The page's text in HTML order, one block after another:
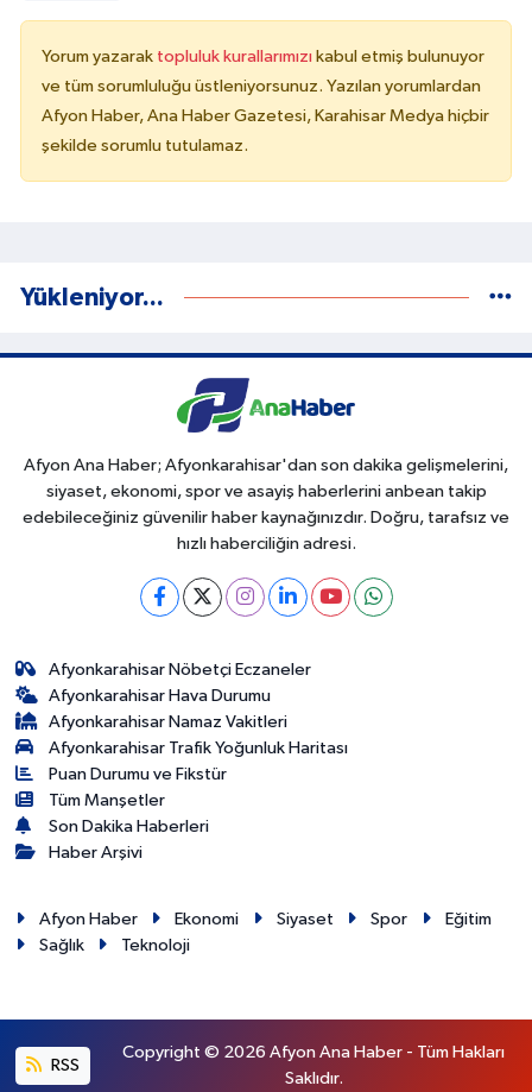
Yorum yazarak topluluk kurallarımızı kabul etmiş bulunuyor
ve tüm sorumluluğu üstleniyorsunuz. Yazılan yorumlardan
Afyon Haber, Ana Haber Gazetesi, Karahisar Medya hiçbir
şekilde sorumlu tutulamaz.
Yükleniyor...
Afyon Ana Haber; Afyonkarahisar'dan son dakika gelişmelerini,
siyaset, ekonomi, spor ve asayiş haberlerini anbean takip
edebileceğiniz güvenilir haber kaynağınızdır. Doğru, tarafsız ve
hızlı haberciliğin adresi.
Afyonkarahisar Nöbetçi Eczaneler
Afyonkarahisar Hava Durumu
Afyonkarahisar Namaz Vakitleri
Afyonkarahisar Trafik Yoğunluk Haritası
Puan Durumu ve Fikstür
Tüm Manşetler
Son Dakika Haberleri
Haber Arşivi
Afyon Haber Ekonomi Siyaset Spor
Eğitim
Sağlık
Teknoloji
RSS
Copyright © 2026 Afyon Ana Haber - Tüm Hakları
Saklıdır.